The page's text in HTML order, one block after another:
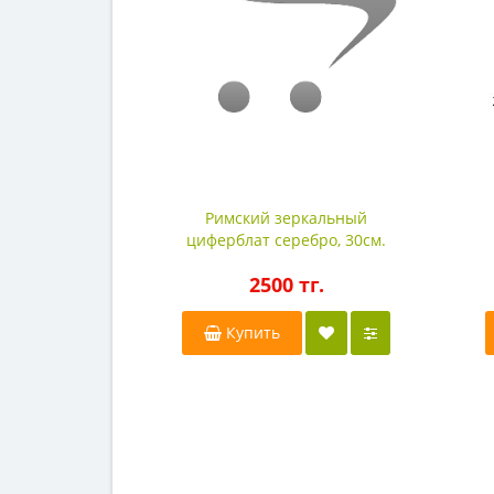
Римский зеркальный
циферблат серебро, 30см.
2500 тг.
Купить